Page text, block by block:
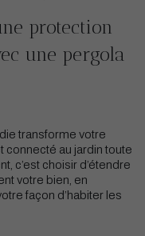
protection
une pergola
transforme votre
connecté au jardin toute
c’est choisir d’étendre
votre bien, en
façon d’habiter les